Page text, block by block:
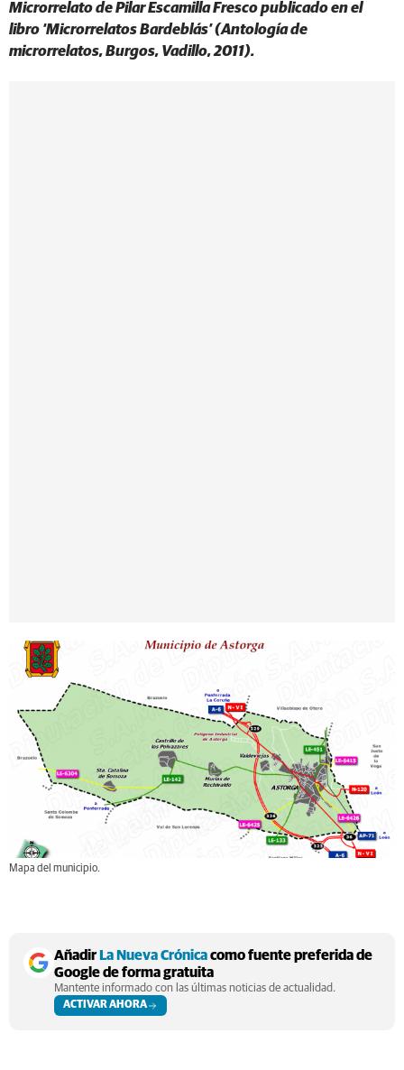
Microrrelato de Pilar Escamilla Fresco publicado en el
libro ‘Microrrelatos Bardeblás’ (Antología de
microrrelatos, Burgos, Vadillo, 2011).
Mapa del municipio.
Añadir La Nueva Crónicacomo fuente preferida de
Google de forma gratuita
Mantente informado con las últimas noticias de actualidad.
ACTIVAR AHORA